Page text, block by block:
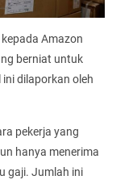
Amazon
berniat untuk
dilaporkan oleh
pekerja yang
hanya menerima
gaji. Jumlah ini